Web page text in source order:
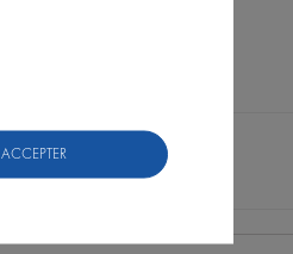
ACCEPTERAVIS CLIENTS